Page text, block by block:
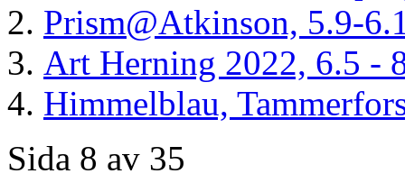
Prism@Atkinson, 5.9-
Art Herning 2022, 6.5 -
Himmelblau,
Sida 8 av 35